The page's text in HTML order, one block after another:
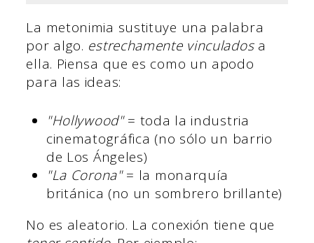
La metonimia sustituye una palabra
por algo. estrechamente vinculadosa
ella. Piensa que es como un apodo
para las ideas:
"Hollywood"= toda la industria
cinematográfica (no sólo un barrio
de Los Ángeles)
"La Corona"= la monarquía
británica (no un sombrero brillante)
No es aleatorio. La conexión tiene que